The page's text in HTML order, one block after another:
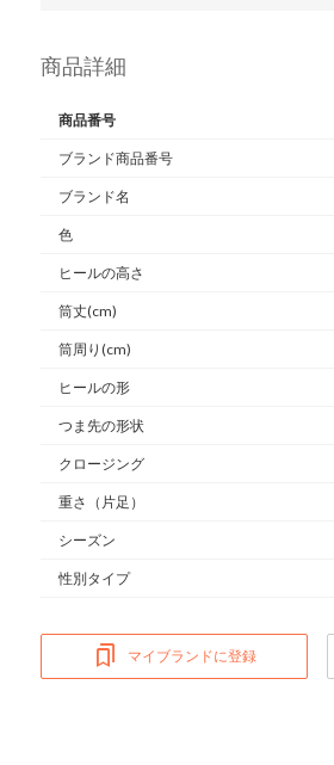
商品詳細
商品番号
ブランド商品番号
ブランド名
色
ヒールの高さ
筒丈(cm)
筒周り(cm)
ヒールの形
つま先の形状
クロージング
重さ （片足）
シーズン
性別タイプ
マイブランドに登録